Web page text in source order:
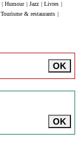
Humour Jazz Livres
Tourisme & restaurants